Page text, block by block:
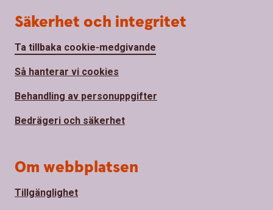
Säkerhet och integritet
Ta tillbaka cookie-medgivande
Så hanterar vi cookies
Behandling av personuppgifter
Bedrägeri och säkerhet
Om webbplatsen
Tillgänglighet